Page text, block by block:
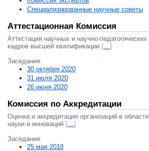
Специализированные научные советы
Аттестационная Комиссия
Аттестация научных и научно-педагогических
кадров высшей квалификации […]
Заседания:
30 октября 2020
31 июля 2020
26 июня 2020
Комиссия по Аккредитации
Оценка и аккредитация организаций в области
науки и инноваций […]
Заседания:
25 мая 2018